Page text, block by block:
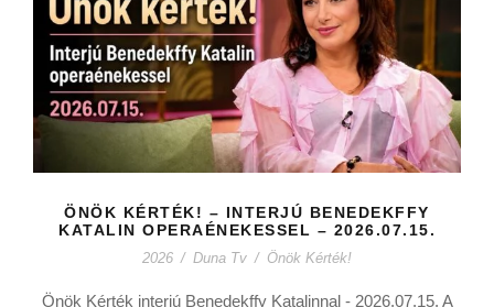
ÖNÖK KÉRTÉK! – INTERJÚ BENEDEKFFY
KATALIN OPERAÉNEKESSEL – 2026.07.15.
2026 / Duna Tv / Önök Kérték!
Önök Kérték interjú Benedekffy Katalinnal - 2026.07.15. A